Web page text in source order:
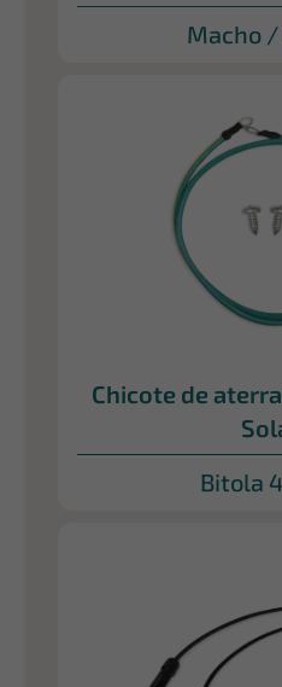
Macho
Chicote de
Bitola